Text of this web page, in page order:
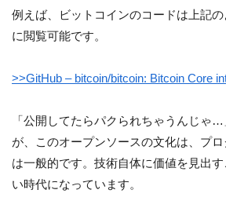
例えば、ビットコインのコードは上記
に閲覧可能です。
>>GitHub – bitcoin/bitcoin: Bitcoin Core
「公開してたらパクられちゃうんじゃ
が、このオープンソースの文化は、プ
は一般的です。技術自体に価値を見出
い時代になっています。